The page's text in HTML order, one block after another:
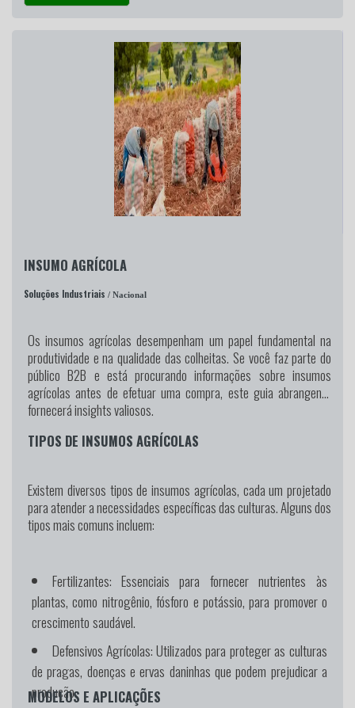
INSUMO AGRÍCOLA
Soluções Industriais / Nacional
Os insumos agrícolas desempenham um papel fundamental na
produtividade e na qualidade das colheitas. Se você faz parte do
público B2B e está procurando informações sobre insumos
agrícolas antes de efetuar uma compra, este guia abrangente
fornecerá insights valiosos.
TIPOS DE INSUMOS AGRÍCOLAS
Existem diversos tipos de insumos agrícolas, cada um projetado
para atender a necessidades específicas das culturas. Alguns dos
tipos mais comuns incluem:
Fertilizantes: Essenciais para fornecer nutrientes às
plantas, como nitrogênio, fósforo e potássio, para promover o
crescimento saudável.
Defensivos Agrícolas:Utilizados para proteger as culturas
de pragas, doenças e ervas daninhas que podem prejudicar a
produção.
MODELOS E APLICAÇÕES